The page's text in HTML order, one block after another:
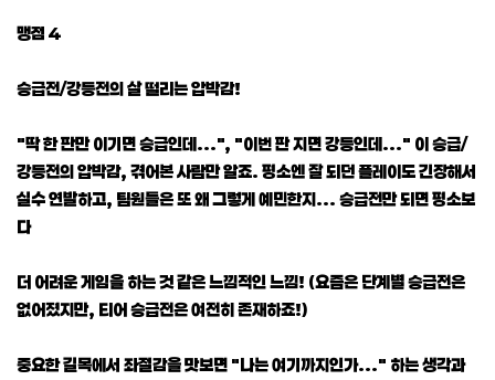
맹점 4
승급전/강등전의 살 떨리는 압박감!
"딱 한 판만 이기면 승급인데...", "이번 판 지면 강등인데..." 이 승급/
강등전의 압박감, 겪어본 사람만 알죠. 평소엔 잘 되던 플레이도 긴장해서
실수 연발하고, 팀원들은 또 왜 그렇게 예민한지... 승급전만 되면 평소보
다
더 어려운 게임을 하는 것 같은 느낌적인 느낌! (요즘은 단계별 승급전은
없어졌지만, 티어 승급전은 여전히 존재하죠!)
중요한 길목에서 좌절감을 맛보면 "나는 여기까지인가..." 하는 생각과